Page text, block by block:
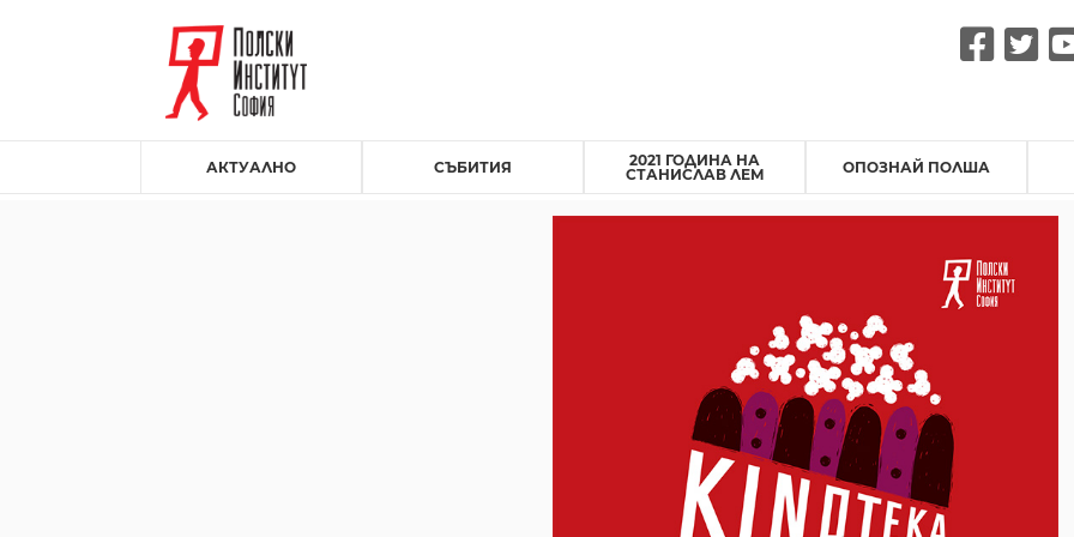
АКТУАЛНО СЪБИТИЯ
2021 ГОДИНА НА
СТАНИСЛАВ ЛЕМ
ОПОЗНАЙ ПОЛША